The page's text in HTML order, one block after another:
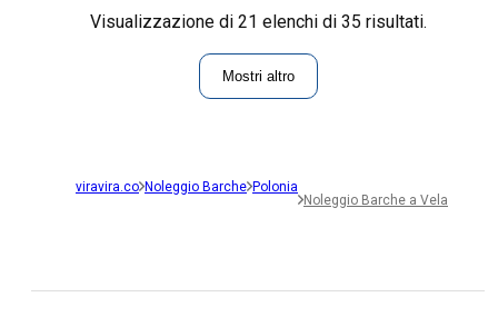
Visualizzazione di 21 elenchi di 35 risultati.
Mostri altro
viravira.co Noleggio Barche Polonia
Noleggio Barche a Vela